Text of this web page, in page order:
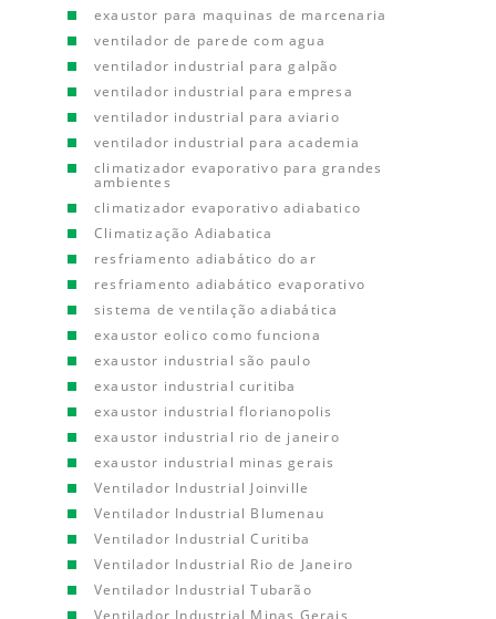
exaustor para maquinas de marcenaria
ventilador de parede com agua
ventilador industrial para galpão
ventilador industrial para empresa
ventilador industrial para aviario
ventilador industrial para academia
climatizador evaporativo para grandes
ambientes
climatizador evaporativo adiabatico
Climatização Adiabatica
resfriamento adiabático do ar
resfriamento adiabático evaporativo
sistema de ventilação adiabática
exaustor eolico como funciona
exaustor industrial são paulo
exaustor industrial curitiba
exaustor industrial florianopolis
exaustor industrial rio de janeiro
exaustor industrial minas gerais
Ventilador Industrial Joinville
Ventilador Industrial Blumenau
Ventilador Industrial Curitiba
Ventilador Industrial Rio de Janeiro
Ventilador Industrial Tubarão
Ventilador Industrial Minas Gerais